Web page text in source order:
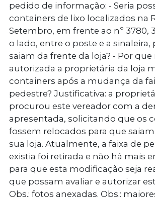
pedido de informação: - Seria
containers de lixo localizados na
Setembro, em frente ao nº 3780,
o lado, entre o poste e a sinaleira,
saiam da frente da loja? - Por que
autorizada a proprietária da loja
containers após a mudança da
pedestre? Justificativa: a
procurou este vereador com a
apresentada, solicitando que os
fossem relocados para que
sua loja. Atualmente, a faixa de
existia foi retirada e não há mais
para que esta modificação seja
que possam avaliar e autorizar
Obs.: fotos anexadas. Obs.: